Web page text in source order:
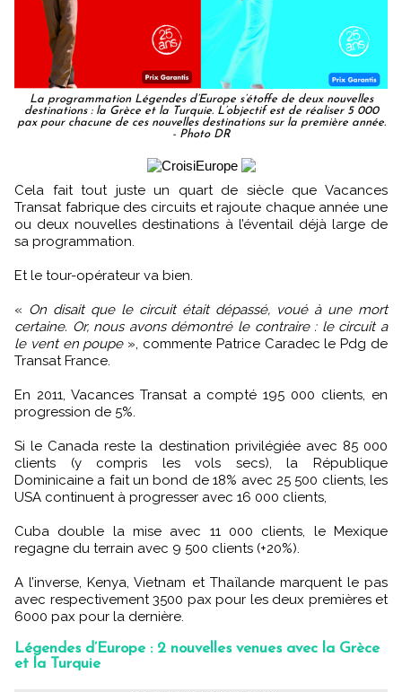
La programmation Légendes d’Europe s’étoffe de deux nouvelles
destinations : la Grèce et la Turquie. L’objectif est de réaliser 5 000
pax pour chacune de ces nouvelles destinations sur la première année.
- Photo DR
Cela fait tout juste un quart de siècle que Vacances
Transat fabrique des circuits et rajoute chaque année une
ou deux nouvelles destinations à l’éventail déjà large de
sa programmation.
Et le tour-opérateur va bien.
« On disait que le circuit était dépassé, voué à une mort
certaine. Or, nous avons démontré le contraire : le circuit a
le vent en poupe», commente Patrice Caradec le Pdg de
Transat France.
En 2011, Vacances Transat a compté 195 000 clients, en
progression de 5%.
Si le Canada reste la destination privilégiée avec 85 000
clients (y compris les vols secs), la République
Dominicaine a fait un bond de 18% avec 25 500 clients, les
USA continuent à progresser avec 16 000 clients,
Cuba double la mise avec 11 000 clients, le Mexique
regagne du terrain avec 9 500 clients (+20%).
A l’inverse, Kenya, Vietnam et Thaïlande marquent le pas
avec respectivement 3500 pax pour les deux premières et
6000 pax pour la dernière.
Légendes d’Europe : 2 nouvelles venues avec la Grèce
et la Turquie